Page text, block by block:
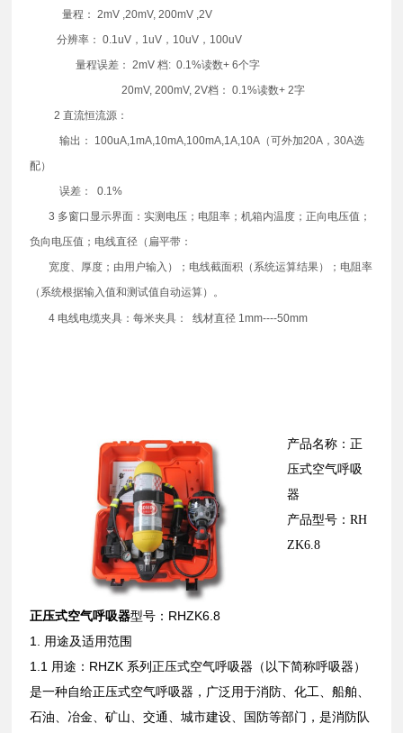
量程： 2mV ,20mV, 200mV ,2V
分辨率： 0.1uV，1uV，10uV，100uV
量程误差： 2mV 档: 0.1%读数+ 6个字
20mV, 200mV, 2V档： 0.1%读数+ 2字
2 直流恒流源：
输出： 100uA,1mA,10mA,100mA,1A,10A（可外加20A，30A选
配）
误差： 0.1%
3 多窗口显示界面：实测电压；电阻率；机箱内温度；正向电压值；
负向电压值；电线直径（扁平带：
宽度、厚度；由用户输入）；电线截面积（系统运算结果）；电阻率
（系统根据输入值和测试值自动运算）。
4 电线电缆夹具：每米夹具： 线材直径 1mm----50mm
产品名称：正
压式空气呼吸
器
产品型号：RH
ZK6.8
正压式空气呼吸器型号：RHZK6.8
1. 用途及适用范围
1.1 用途：RHZK 系列正压式空气呼吸器（以下简称呼吸器）
是一种自给正压式空气呼吸器，广泛用于消防、化工、船舶、
石油、冶金、矿山、交通、城市建设、国防等部门，是消防队